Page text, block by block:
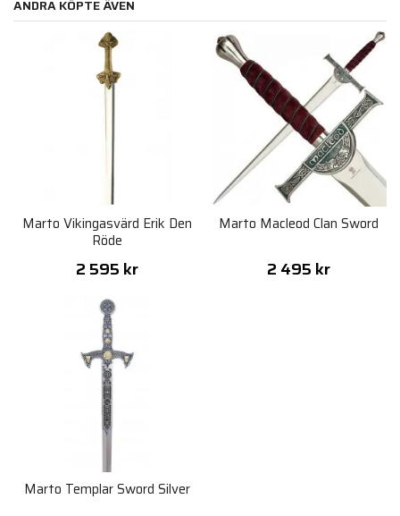
ANDRA KÖPTE ÄVEN
Marto Vikingasvärd Erik Den
Röde
2 595 kr
Marto Macleod Clan Sword
2 495 kr
Marto Templar Sword Silver